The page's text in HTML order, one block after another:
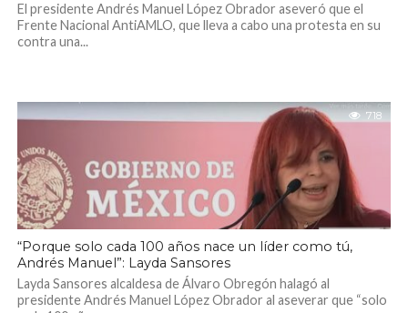
El presidente Andrés Manuel López Obrador aseveró que el
Frente Nacional AntiAMLO, que lleva a cabo una protesta en su
contra una...
718
“Porque solo cada 100 años nace un líder como tú,
Andrés Manuel”: Layda Sansores
Layda Sansores alcaldesa de Álvaro Obregón halagó al
presidente Andrés Manuel López Obrador al aseverar que “solo